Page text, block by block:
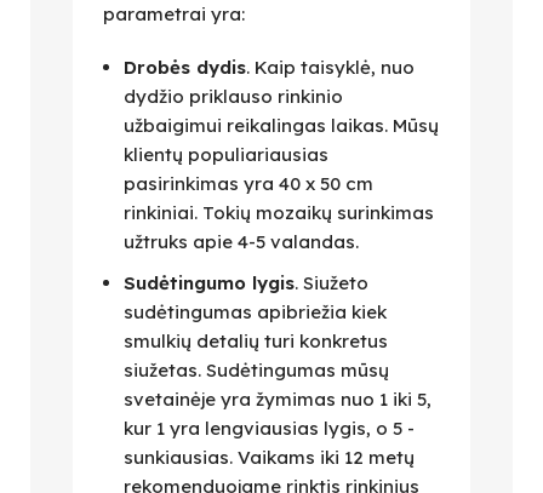
parametrai yra:
Drobės dydis. Kaip taisyklė, nuo
dydžio priklauso rinkinio
užbaigimui reikalingas laikas. Mūsų
klientų populiariausias
pasirinkimas yra 40 x 50 cm
rinkiniai. Tokių mozaikų surinkimas
užtruks apie 4-5 valandas.
Sudėtingumo lygis. Siužeto
sudėtingumas apibriežia kiek
smulkių detalių turi konkretus
siužetas. Sudėtingumas mūsų
svetainėje yra žymimas nuo 1 iki 5,
kur 1 yra lengviausias lygis, o 5 -
sunkiausias. Vaikams iki 12 metų
rekomenduojame rinktis rinkinius